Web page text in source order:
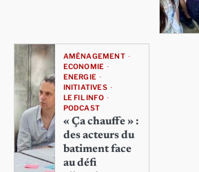
AMÉNAGEMENT
ECONOMIE
ENERGIE
INITIATIVES
LE FIL INFO
PODCAST
« Ça chauffe » :
des acteurs du
batiment face
au défi